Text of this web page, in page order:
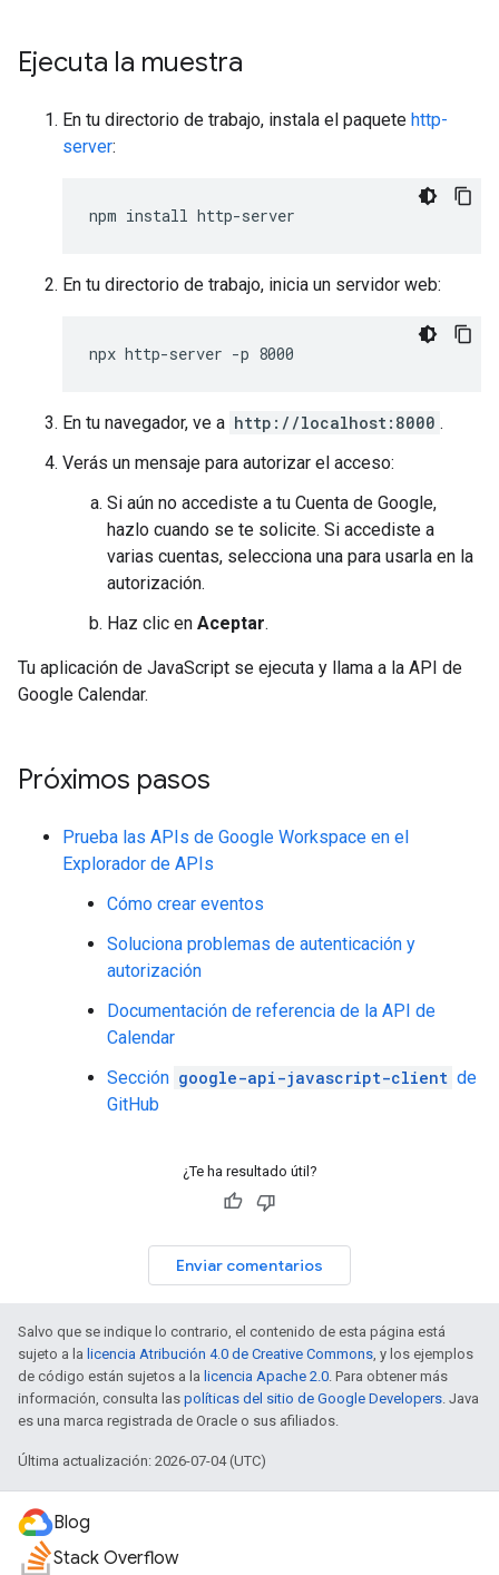
Ejecuta la muestra
En tu directorio de trabajo, instala el paquete http-
server:
En tu directorio de trabajo, inicia un servidor web:
En tu navegador, ve a http://localhost:8000 .
Verás un mensaje para autorizar el acceso:
Si aún no accediste a tu Cuenta de Google,
hazlo cuando se te solicite. Si accediste a
varias cuentas, selecciona una para usarla en la
autorización.
Haz clic en Aceptar.
Tu aplicación de JavaScript se ejecuta y llama a la API de
Google Calendar.
Próximos pasos
Prueba las APIs de Google Workspace en el
Explorador de APIs
Cómo crear eventos
Soluciona problemas de autenticación y
autorización
Documentación de referencia de la API de
Calendar
Sección google-api-javascript-client de
GitHub
¿Te ha resultado útil?
Enviar comentarios
Salvo que se indique lo contrario, el contenido de esta página está
sujeto a la licencia Atribución 4.0 de Creative Commons, y los ejemplos
de código están sujetos a la licencia Apache 2.0. Para obtener más
información, consulta las políticas del sitio de Google Developers. Java
es una marca registrada de Oracle o sus afiliados.
Última actualización: 2026-07-04 (UTC)
Blog
Stack Overflow